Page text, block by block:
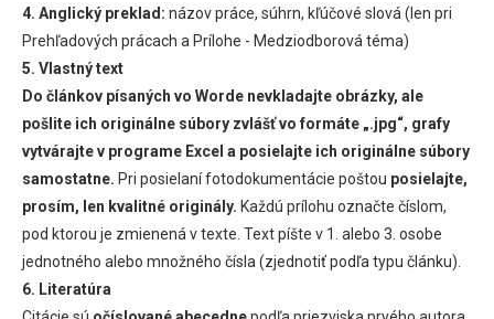
4. Anglický preklad: názov práce, súhrn, kľúčové slová (len pri
Prehľadových prácach a Prílohe - Medziodborová téma)
5. Vlastný text
Do článkov písaných vo Worde nevkladajte obrázky, ale
pošlite ich originálne súbory zvlášť vo formáte „.jpg“, grafy
vytvárajte v programe Excel a posielajte ich originálne súbory
samostatne. Pri posielaní fotodokumentácie poštou posielajte,
prosím, len kvalitné originály. Každú prílohu označte číslom,
pod ktorou je zmienená v texte. Text píšte v 1. alebo 3. osobe
jednotného alebo množného čísla (zjednotiť podľa typu článku).
6. Literatúra